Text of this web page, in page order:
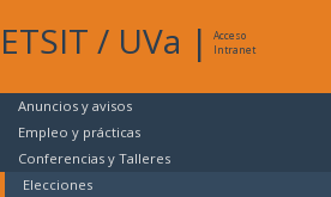
ETSIT / UVa |
Acceso
Intranet
Anuncios y avisos
Empleo y prácticas
Conferencias y Talleres
Elecciones